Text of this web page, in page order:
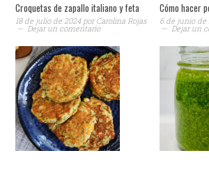
Croquetas de zapallo italiano y feta
18 de julio de 2024porCarolina Rojas
Dejar un comentario
Cómo hacer
6 de junio de
Dejar un